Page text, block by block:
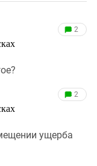
2
2
ущерба